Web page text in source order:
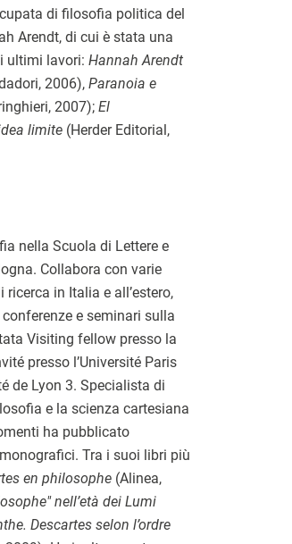
di filosofia politica del
Arendt, di cui è stata una
ultimi lavori: Hannah Arendt
2006), Paranoia e
2007); El
limite (Herder Editorial,
nella Scuola di Lettere e
Collabora con varie
in Italia e all’estero,
e seminari sulla
Visiting fellow presso la
presso l’Université Paris
de Lyon 3. Specialista di
e la scienza cartesiana
ha pubblicato
Tra i suoi libri più
en philosophe (Alinea,
nell’età dei Lumi
Descartes selon l’ordre